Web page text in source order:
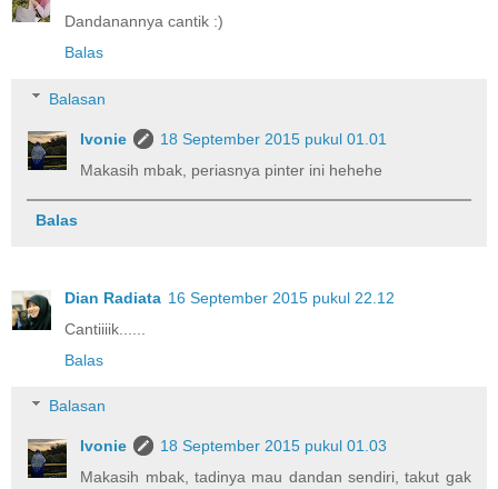
Dandanannya cantik :)
Balas
Balasan
Ivonie
18 September 2015 pukul 01.01
Makasih mbak, periasnya pinter ini hehehe
Balas
Dian Radiata 16 September 2015 pukul 22.12
Cantiiiik......
Balas
Balasan
Ivonie
18 September 2015 pukul 01.03
Makasih mbak, tadinya mau dandan sendiri, takut gak